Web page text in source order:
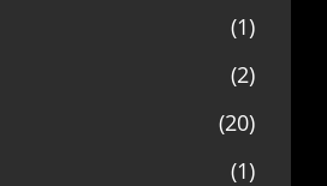
(1)
(2)
(20)
(1)